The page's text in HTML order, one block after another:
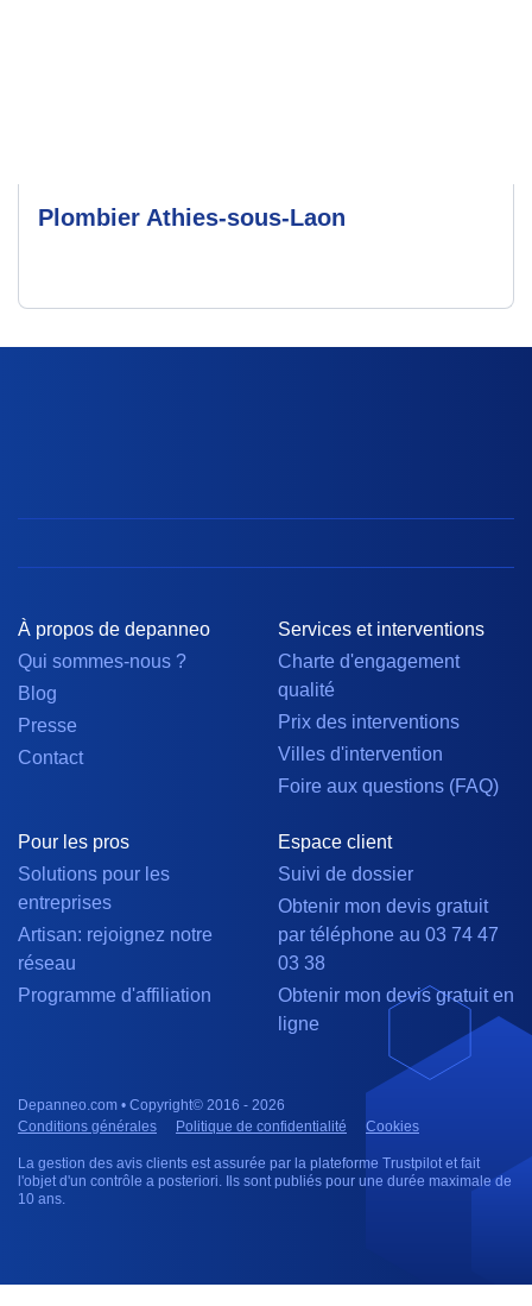
Plombier Athies-sous-Laon
À propos de depanneo
Qui sommes-nous ?
Blog
Presse
Contact
Services et interventions
Charte d'engagement
qualité
Prix des interventions
Villes d'intervention
Foire aux questions (FAQ)
Pour les pros
Solutions pour les
entreprises
Artisan: rejoignez notre
réseau
Programme d'affiliation
Espace client
Suivi de dossier
Obtenir mon devis gratuit
par téléphone au 03 74 47
03 38
Obtenir mon devis gratuit en
ligne
Depanneo.com • Copyright© 2016 - 2026
Conditions générales
Politique de confidentialité Cookies
La gestion des avis clients est assurée par la plateforme Trustpilot et fait
l'objet d'un contrôle a posteriori. Ils sont publiés pour une durée maximale de
10 ans.